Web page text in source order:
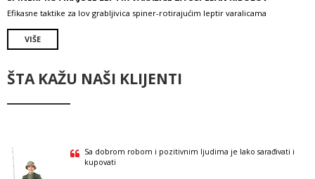
Efikasne taktike za lov grabljivica spiner-rotirajućim leptir varalicama
VIŠE
ŠTA KAŽU NAŠI KLIJENTI
Sa dobrom robom i pozitivnim ljudima je lako sarađivati i
kupovati